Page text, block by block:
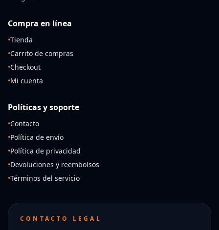
Compra en línea
•Tienda
•Carrito de compras
•Checkout
•Mi cuenta
Políticas y soporte
•Contacto
•Política de envío
•Política de privacidad
•Devoluciones y reembolsos
•Términos del servicio
CONTACTO LEGAL